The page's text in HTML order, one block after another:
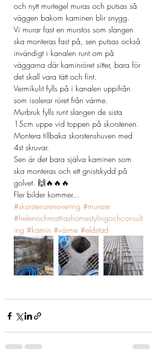
och nytt murtegel muras och putsas så
väggen bakom kaminen blir snygg.
Vi murar fast en murstos som slangen
ska monteras fast på, sen putsas också
invändigt i kanalen runt om på
väggarna där kaminröret sitter, bara för
det skall vara tätt och fint.
Vermikulit fylls på i kanalen uppifrån
som isolerar röret från värme.
Murbruk fylls runt slangen de sista
15cm uppe vid toppen på skorstenen.
Montera tillbaka skorstenshuven med
4st skruvar.
Sen är det bara själva kaminen som
ska monteras och ett gnistskydd på
golvet. 🙌🔥🔥🔥
Fler bilder kommer...
#skorstensrenovering #murare
#helenochmattiashomestylingochconsult
ing #kamin #värme #eldstad